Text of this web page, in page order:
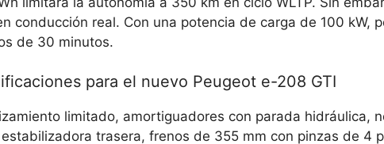
conducción real. Con una potencia de carga de 100 kW,
de 30 minutos.
para el nuevo Peugeot e-208 GTI
limitado, amortiguadores con parada hidráulica,
trasera, frenos de 355 mm con pinzas de 4